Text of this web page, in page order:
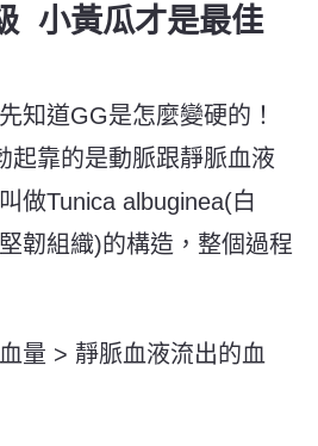
小黃瓜才是最佳
知道GG是怎麼變硬的！
起靠的是動脈跟靜脈血液
做Tunica albuginea(白
韌組織)的構造，整個過程
量 > 靜脈血液流出的血